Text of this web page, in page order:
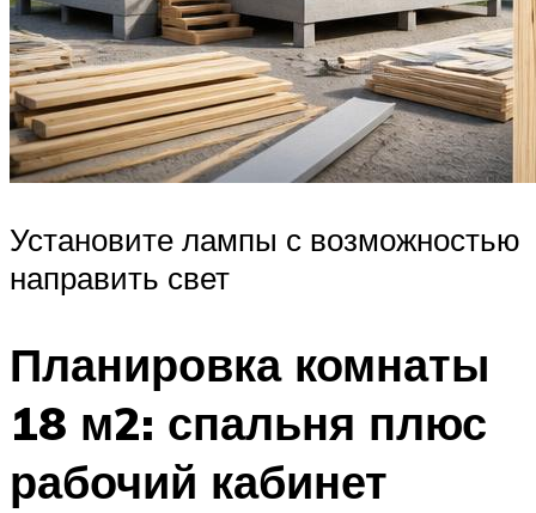
Установите лампы с возможностью
направить свет
Планировка комнаты
18 м2: спальня плюс
рабочий кабинет